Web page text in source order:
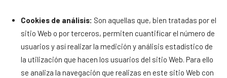
Cookies de análisis: Son aquellas que, bien tratadas por el
sitio Web o por terceros, permiten cuantificar el número de
usuarios y así realizar la medición y análisis estadístico de
la utilización que hacen los usuarios del sitio Web. Para ello
se analiza la navegación que realizas en este sitio Web con